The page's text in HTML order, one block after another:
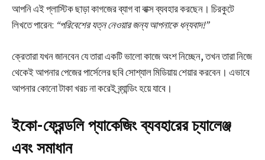
আপনি এই প্লাস্টিক ছাড়া কাগজের ব্যাগ বা বাক্স ব্যবহার করছেন। চিরকুটে
লিখতে পারেন: “পরিবেশের যত্ন নেওয়ার জন্য আপনাকে ধন্যবাদ!”
ক্রেতারা যখন জানবেন যে তারা একটি ভালো কাজে অংশ নিচ্ছেন, তখন তারা নিজে
থেকেই আপনার পেজের পার্সেলের ছবি সোশ্যাল মিডিয়ায় শেয়ার করবেন। এভাবে
আপনার কোনো টাকা খরচ না করেই ব্র্যান্ডিং হয়ে যাবে।
ইকো-ফ্রেন্ডলি প্যাকেজিং ব্যবহারের চ্যালেঞ্জ
এবং সমাধান